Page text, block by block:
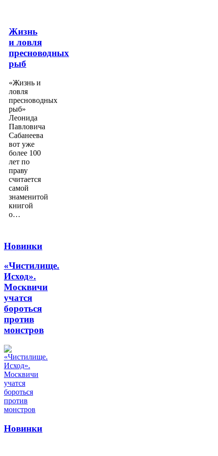
Жизнь
и ловля
пресноводных
рыб
«Жизнь и
ловля
пресноводных
рыб»
Леонида
Павловича
Сабанеева
вот уже
более 100
лет по
праву
считается
самой
знаменитой
книгой
о…
Новинки
«Чистилище.
Исход».
Москвичи
учатся
бороться
против
монстров
Новинки